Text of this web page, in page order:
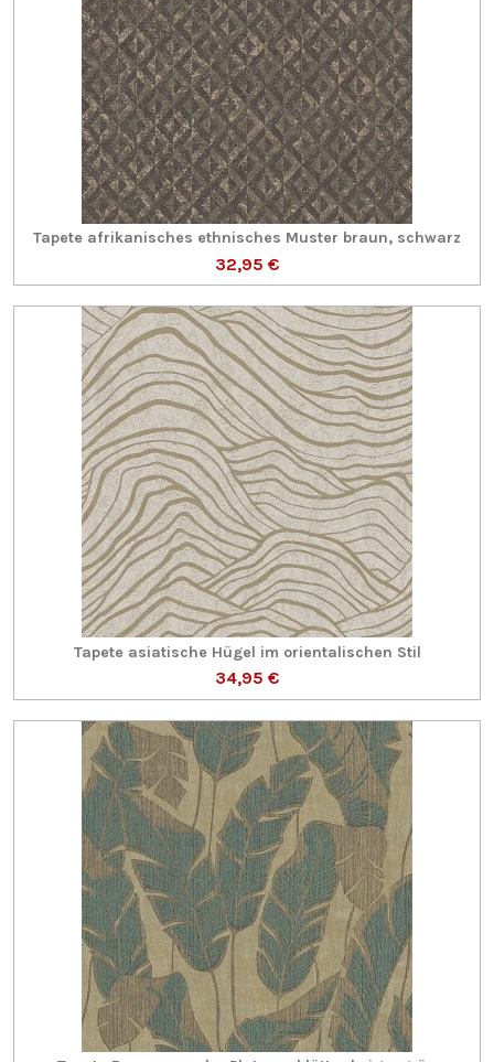
Tapete afrikanisches ethnisches Muster braun, schwarz
32,95 €
Tapete asiatische Hügel im orientalischen Stil
34,95 €